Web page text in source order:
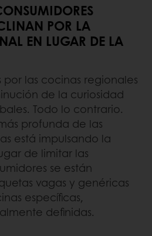
POR LA
EN LUGAR DE LA
las cocinas regionales
de la curiosidad
Todo lo contrario.
profunda de las
está impulsando la
de limitar las
se están
vagas y genéricas
específicas,
definidas.